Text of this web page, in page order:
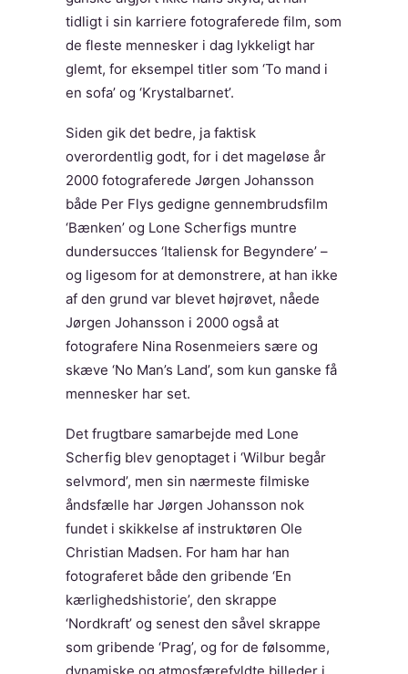
tidligt i sin karriere fotograferede film, som
de fleste mennesker i dag lykkeligt har
glemt, for eksempel titler som ‘To mand i
en sofa’ og ‘Krystalbarnet’.
Siden gik det bedre, ja faktisk
overordentlig godt, for i det mageløse år
2000 fotograferede Jørgen Johansson
både Per Flys gedigne gennembrudsfilm
‘Bænken’ og Lone Scherfigs muntre
dundersucces ‘Italiensk for Begyndere’ –
og ligesom for at demonstrere, at han ikke
af den grund var blevet højrøvet, nåede
Jørgen Johansson i 2000 også at
fotografere Nina Rosenmeiers sære og
skæve ‘No Man’s Land’, som kun ganske få
mennesker har set.
Det frugtbare samarbejde med Lone
Scherfig blev genoptaget i ‘Wilbur begår
selvmord’, men sin nærmeste filmiske
åndsfælle har Jørgen Johansson nok
fundet i skikkelse af instruktøren Ole
Christian Madsen. For ham har han
fotograferet både den gribende ‘En
kærlighedshistorie’, den skrappe
‘Nordkraft’ og senest den såvel skrappe
som gribende ‘Prag’, og for de følsomme,